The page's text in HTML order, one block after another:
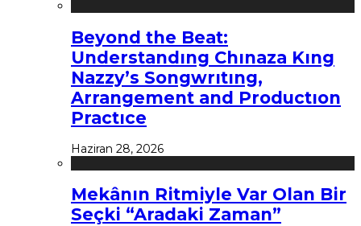
Beyond the Beat:
Understandıng Chınaza Kıng
Nazzy’s Songwrıtıng,
Arrangement and Productıon
Practıce
Haziran 28, 2026
Mekânın Ritmiyle Var Olan Bir
Seçki “Aradaki Zaman”